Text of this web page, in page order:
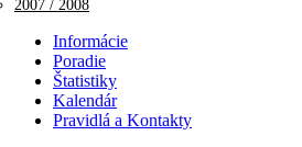
2007 / 2008
Informácie
Poradie
Štatistiky
Kalendár
Pravidlá a Kontakty